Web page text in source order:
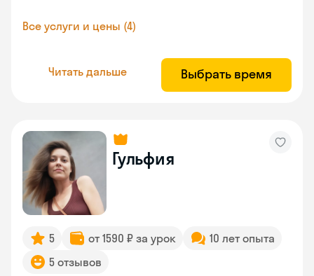
Все услуги и цены (4)
Читать дальше Выбрать время
Гульфия
5 от 1590 ₽ за урок
10 лет опыта
5 отзывов